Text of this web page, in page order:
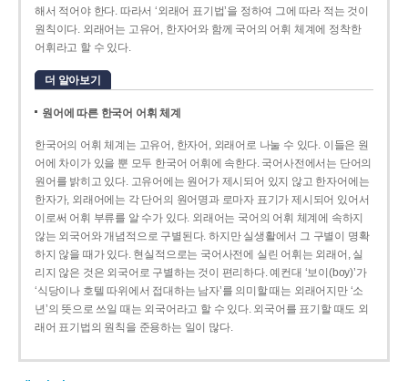
해서 적어야 한다. 따라서 ‘외래어 표기법’을 정하여 그에 따라 적는 것이
원칙이다. 외래어는 고유어, 한자어와 함께 국어의 어휘 체계에 정착한
어휘라고 할 수 있다.
더 알아보기
원어에 따른 한국어 어휘 체계
한국어의 어휘 체계는 고유어, 한자어, 외래어로 나눌 수 있다. 이들은 원
어에 차이가 있을 뿐 모두 한국어 어휘에 속한다. 국어사전에서는 단어의
원어를 밝히고 있다. 고유어에는 원어가 제시되어 있지 않고 한자어에는
한자가, 외래어에는 각 단어의 원어명과 로마자 표기가 제시되어 있어서
이로써 어휘 부류를 알 수가 있다. 외래어는 국어의 어휘 체계에 속하지
않는 외국어와 개념적으로 구별된다. 하지만 실생활에서 그 구별이 명확
하지 않을 때가 있다. 현실적으로는 국어사전에 실린 어휘는 외래어, 실
리지 않은 것은 외국어로 구별하는 것이 편리하다. 예컨대 ‘보이(boy)’가
‘식당이나 호텔 따위에서 접대하는 남자’를 의미할 때는 외래어지만 ‘소
년’의 뜻으로 쓰일 때는 외국어라고 할 수 있다. 외국어를 표기할 때도 외
래어 표기법의 원칙을 준용하는 일이 많다.